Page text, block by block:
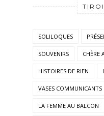
SOLILOQUES
SOUVENIRS CHÈRE
HISTOIRES DE RIEN
VASES COMMUNICANTS
LA FEMME AU BALCON